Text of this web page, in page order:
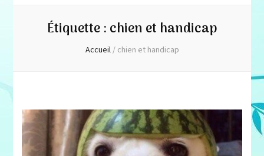
Étiquette :chien et handicap
Accueil/ chien et handicap